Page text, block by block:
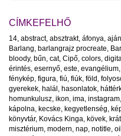
CÍMKEFELHŐ
14, abstract, absztrakt, áfonya,
Barlang, barlangrajz procreate,
bloody, bűn, cat, Cipő, colors,
érintés, esernyő, este, evangélium,
fénykép, figura, fiú, fiúk, föld ,
gyerekek, halál , hasonlatok,
homunkulusz, ikon, ima, instagram,
kápolna, kecske, kegyetlenség,
könyvtár, Kovács Kinga, kövek,
misztérium, modern, nap, notitle, oil